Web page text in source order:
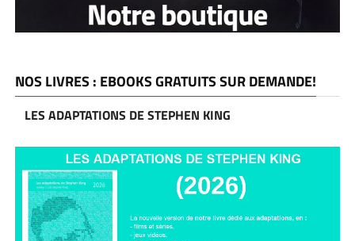
NOS LIVRES : EBOOKS GRATUITS SUR DEMANDE!
LES ADAPTATIONS DE STEPHEN KING